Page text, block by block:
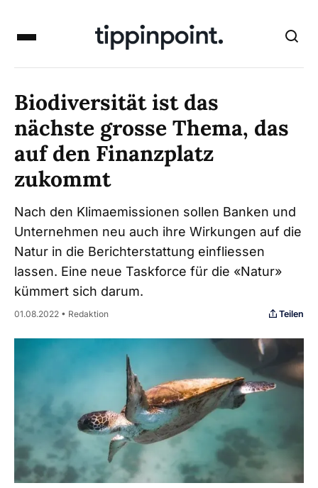
Biodiversität ist das
nächste grosse Thema, das
auf den Finanzplatz
zukommt
Nach den Klimaemissionen sollen Banken und
Unternehmen neu auch ihre Wirkungen auf die
Natur in die Berichterstattung einfliessen
lassen. Eine neue Taskforce für die «Natur»
kümmert sich darum.
01.08.2022 • Redaktion Teilen